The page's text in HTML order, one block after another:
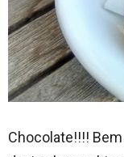
Chocolate!!!!